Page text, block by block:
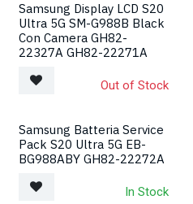
Samsung Display LCD S20
Ultra 5G SM-G988B Black
Con Camera GH82-
22327A GH82-22271A
Out of Stock
Samsung Batteria Service
Pack S20 Ultra 5G EB-
BG988ABY GH82-22272A
In Stock